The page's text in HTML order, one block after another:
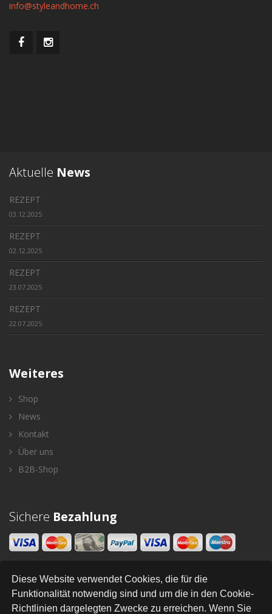
Diese Website verwendet Cookies, die für die
Funktionalität notwendig sind und um die in den Cookie-
Richtlinien dargelegten Zwecke zu erreichen. Wenn Sie
info@styleandhome.ch
Aktuelle News
REZEPT
03.12.2025
REZEPT
02.12.2025
REZEPT
23.07.2025
REZEPT
22.07.2025
Weiteres
Shop
News
Kontakt
Über uns
B2B-Shop
Sichere Bezahlung
Newsletter